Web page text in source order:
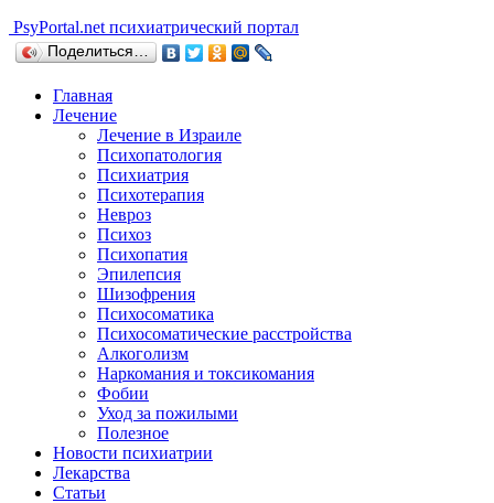
PsyPortal.net психиатрический портал
Поделиться…
Главная
Лечение
Лечение в Израиле
Психопатология
Психиатрия
Психотерапия
Невроз
Психоз
Психопатия
Эпилепсия
Шизофрения
Психосоматика
Психосоматические расстройства
Алкоголизм
Наркомания и токсикомания
Фобии
Уход за пожилыми
Полезное
Новости психиатрии
Лекарства
Статьи